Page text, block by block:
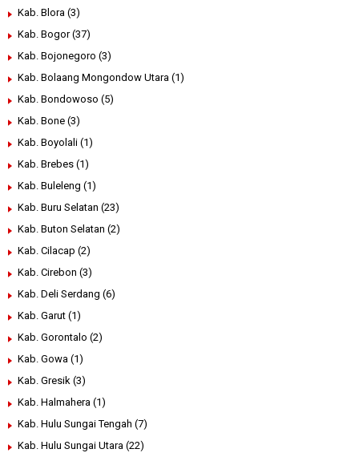
Kab. Blora (3)
Kab. Bogor (37)
Kab. Bojonegoro (3)
Kab. Bolaang Mongondow Utara (1)
Kab. Bondowoso (5)
Kab. Bone (3)
Kab. Boyolali (1)
Kab. Brebes (1)
Kab. Buleleng (1)
Kab. Buru Selatan (23)
Kab. Buton Selatan (2)
Kab. Cilacap (2)
Kab. Cirebon (3)
Kab. Deli Serdang (6)
Kab. Garut (1)
Kab. Gorontalo (2)
Kab. Gowa (1)
Kab. Gresik (3)
Kab. Halmahera (1)
Kab. Hulu Sungai Tengah (7)
Kab. Hulu Sungai Utara (22)